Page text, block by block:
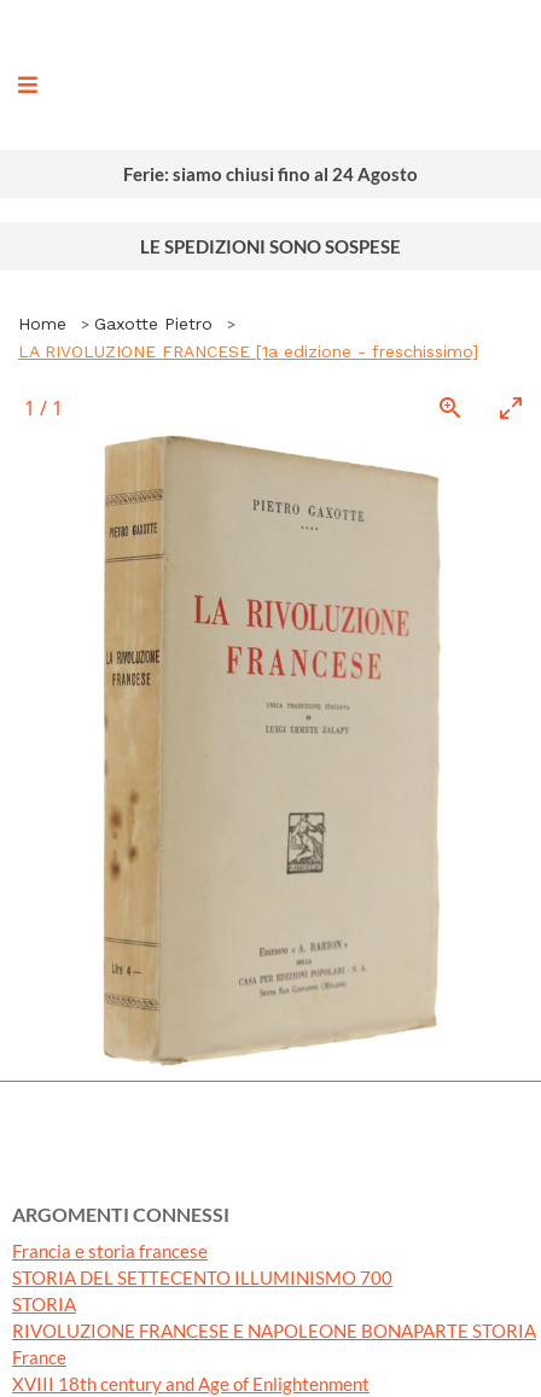
Ferie: siamo chiusi fino al 24 Agosto
LE SPEDIZIONI SONO SOSPESE
Home
Gaxotte Pietro
LA RIVOLUZIONE FRANCESE [1a edizione - freschissimo]
1 / 1
ARGOMENTI CONNESSI
Francia e storia francese
STORIA DEL SETTECENTO ILLUMINISMO 700
STORIA
RIVOLUZIONE FRANCESE E NAPOLEONE BONAPARTE STORIA
France
XVIII 18th century and Age of Enlightenment